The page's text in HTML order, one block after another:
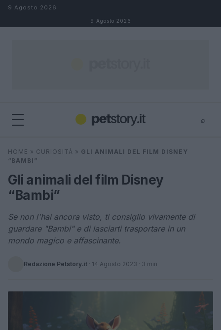
Salta al contenuto
9 Agosto 2026
9 Agosto 2026
⌕
Cerca ⌕
HOME » CURIOSITÀ » GLI ANIMALI DEL FILM DISNEY
“BAMBI”
Gli animali del film Disney
“Bambi”
Se non l'hai ancora visto, ti consiglio vivamente di
guardare "Bambi" e di lasciarti trasportare in un
mondo magico e affascinante.
Redazione Petstory.it · 14 Agosto 2023 · 3 min